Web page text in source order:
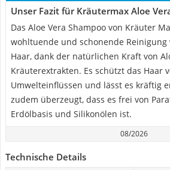
Unser Fazit für Kräutermax Aloe
Das Aloe Vera Shampoo von Kräuter
wohltuende und schonende
Haar, dank der natürlichen Kraft von
Kräuterextrakten. Es schützt das Haar
Umwelteinflüssen und lässt es kräftig
zudem überzeugt, dass es frei von
Erdölbasis und Silikonölen ist.
08/2026
Technische Details